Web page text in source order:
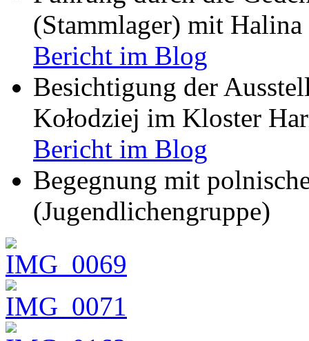
(Stammlager) mit
Bericht im Blog
Besichtigung der
Kołodziej im Kloster
Bericht im Blog
Begegnung mit
(Jugendlichengruppe)